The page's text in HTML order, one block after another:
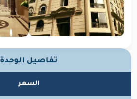
تفاصيل الوحدة
السعر